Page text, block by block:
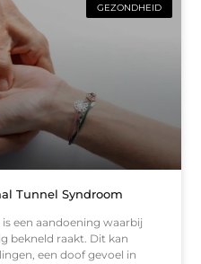
GEZONDHEID
Tunnel Syndroom
een aandoening waarbij
bekneld raakt. Dit kan
een doof gevoel in